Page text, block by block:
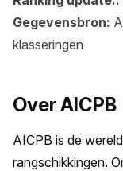
Gegevensbron:
klasseringen
Over AICPB
AICPB is de
rangschikkingen.